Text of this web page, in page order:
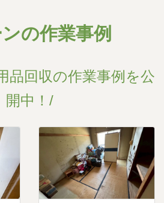
の作業事例
品回収の作業事例を公
開中！/